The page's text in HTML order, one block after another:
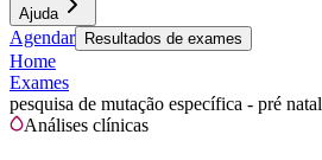
Ajuda
Agendar Resultados de exames
Home
Exames
pesquisa de mutação específica - pré natal
Análises clínicas